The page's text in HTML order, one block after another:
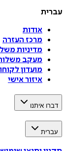
עברית
אודות
מרכז העזרה
מדיניות
מעקב
מועדון
איזור אישי
דברו איתנו
עברית